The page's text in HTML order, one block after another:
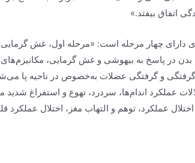
اتفاق بیفتد.»
دارای چهار مرحله است: «مرحله اول، غش
در پاسخ به بیهوشی و غش گرمایی، مکانیزم‌های
و گرفتگی عضلات به‌خصوص در ناحیه پا
عملکرد اندام‌ها، سردرد، تهوع و استفراغ
عملکرد، توهم و التهاب مغز، اختلال